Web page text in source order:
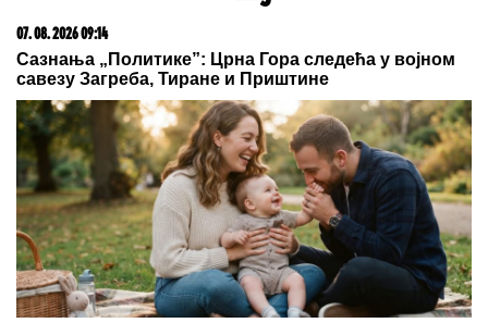
Komfor po meri klijenata: nova linija paketa ALTA
banke
06. 08. 2026 09:39